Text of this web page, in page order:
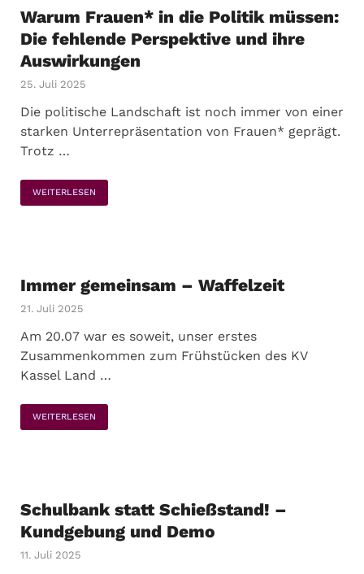
Warum Frauen* in die Politik müssen:
Die fehlende Perspektive und ihre
Auswirkungen
25. Juli 2025
Die politische Landschaft ist noch immer von einer
starken Unterrepräsentation von Frauen* geprägt.
Trotz …
WEITERLESEN
Immer gemeinsam – Waffelzeit
21. Juli 2025
Am 20.07 war es soweit, unser erstes
Zusammenkommen zum Frühstücken des KV
Kassel Land …
WEITERLESEN
Schulbank statt Schießstand! –
Kundgebung und Demo
11. Juli 2025